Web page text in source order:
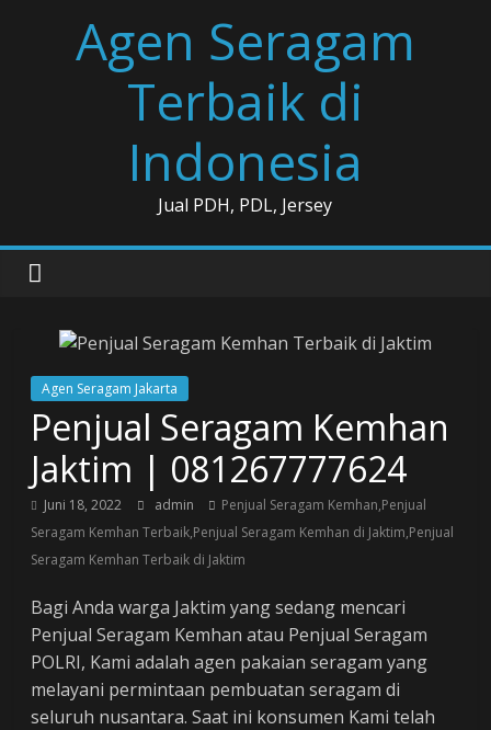
Agen Seragam
Terbaik di
Indonesia
Jual PDH, PDL, Jersey
Agen Seragam Jakarta
Penjual Seragam Kemhan
Jaktim | 081267777624
Juni 18, 2022 admin
Penjual Seragam Kemhan,Penjual
Seragam Kemhan Terbaik,Penjual Seragam Kemhan di Jaktim,Penjual
Seragam Kemhan Terbaik di Jaktim
Bagi Anda warga Jaktim yang sedang mencari
Penjual Seragam Kemhan atau Penjual Seragam
POLRI, Kami adalah agen pakaian seragam yang
melayani permintaan pembuatan seragam di
seluruh nusantara. Saat ini konsumen Kami telah